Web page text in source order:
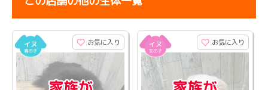
お気に入り お気に入り